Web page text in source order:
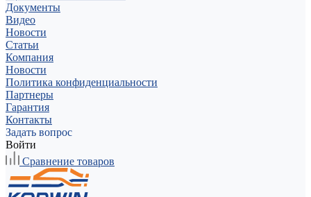
Документы
Видео
Новости
Статьи
Компания
Новости
Политика конфиденциальности
Партнеры
Гарантия
Контакты
Задать вопрос
Войти
Сравнение товаров